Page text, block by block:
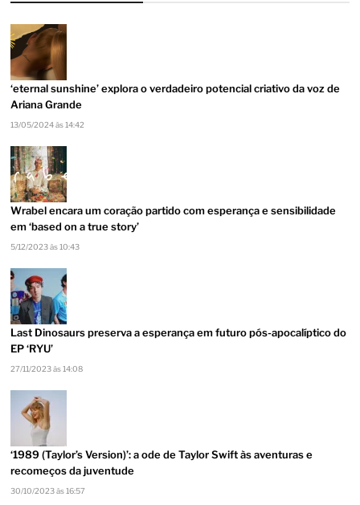
‘eternal sunshine’ explora o verdadeiro potencial criativo da voz de
Ariana Grande
13/05/2024 às 14:42
Wrabel encara um coração partido com esperança e sensibilidade
em ‘based on a true story’
5/12/2023 às 10:43
Last Dinosaurs preserva a esperança em futuro pós-apocalíptico do
EP ‘RYU’
27/11/2023 às 14:08
‘1989 (Taylor’s Version)’: a ode de Taylor Swift às aventuras e
recomeços da juventude
30/10/2023 às 16:57